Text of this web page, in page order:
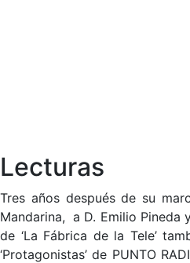
Lecturas
Tres años después de su
Mandarina, a D. Emilio Pineda
de ‘La Fábrica de la Tele’
‘Protagonistas’ de PUNTO